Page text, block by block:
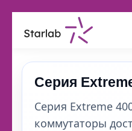
Серия
Серия Extreme
коммутаторы